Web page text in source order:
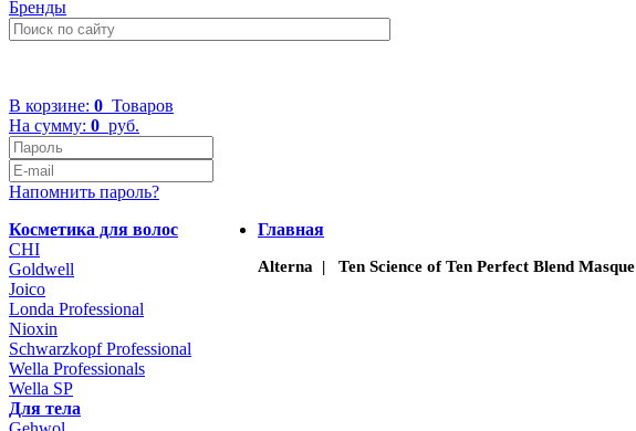
Бренды
В корзине: 0 Товаров
На сумму: 0 руб.
Напомнить пароль?
Косметика для волос
CHI
Goldwell
Joico
Londa Professional
Nioxin
Schwarzkopf Professional
Wella Professionals
Wella SP
Для тела
Главная
Alterna | Ten Science of Ten Perfect Blend Masque